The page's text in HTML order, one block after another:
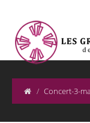
Concert-3-